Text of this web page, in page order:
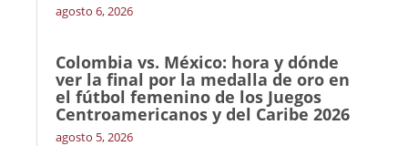
agosto 6, 2026
Colombia vs. México: hora y dónde
ver la final por la medalla de oro en
el fútbol femenino de los Juegos
Centroamericanos y del Caribe 2026
agosto 5, 2026